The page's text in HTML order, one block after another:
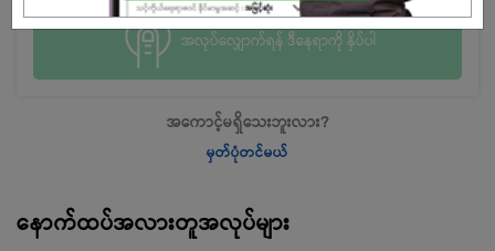
အလုပ်လျှောက်ရန် ဒီနေရာကို နှိပ်ပါ
အကောင့်မရှိသေးဘူးလား?
မှတ်ပုံတင်မယ်
နောက်ထပ်အလားတူအလုပ်များ